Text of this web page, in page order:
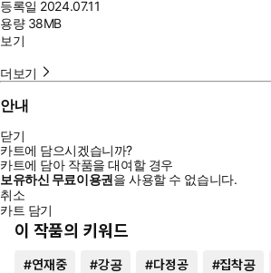
등록일 2024.07.11
용량 38MB
보기
더보기
안내
닫기
카트에 담으시겠습니까?
카트에 담아 작품을 대여할 경우
보유하신 무료이용권을 사용할 수 없습니다.
취소
카트 담기
이 작품의 키워드
#연재중 #강공 #다정공 #집착공